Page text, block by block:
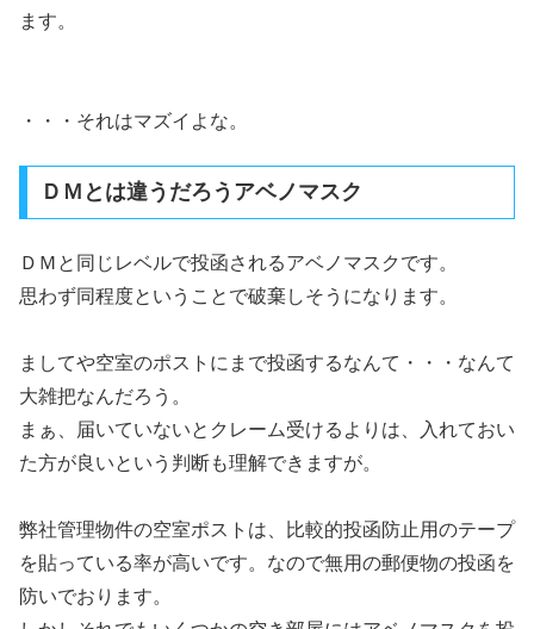
ます。
・・・それはマズイよな。
ＤＭとは違うだろうアベノマスク
ＤＭと同じレベルで投函されるアベノマスクです。
思わず同程度ということで破棄しそうになります。
ましてや空室のポストにまで投函するなんて・・・なんて
大雑把なんだろう。
まぁ、届いていないとクレーム受けるよりは、入れておい
た方が良いという判断も理解できますが。
弊社管理物件の空室ポストは、比較的投函防止用のテープ
を貼っている率が高いです。なので無用の郵便物の投函を
防いでおります。